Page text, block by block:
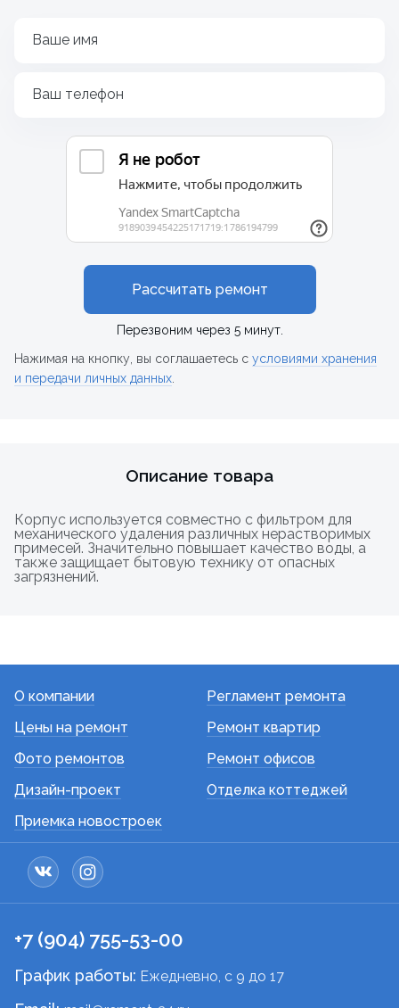
Ваше имя
Ваш телефон
Рассчитать ремонт
Перезвоним через 5 минут.
Нажимая на кнопку, вы соглашаетесь с условиями хранения
и передачи личных данных
Описание товара
Корпус используется совместно с фильтром для
механического удаления различных нерастворимых
примесей. Значительно повышает качество воды, а
также защищает бытовую технику от опасных
загрязнений.
О компании
Цены на ремонт
Фото ремонтов
Дизайн-проект
Приемка новостроек
Регламент ремонта
Ремонт квартир
Ремонт офисов
Отделка коттеджей
+7 (904) 755-53-00
График работы: Ежедневно, c 9 до 17